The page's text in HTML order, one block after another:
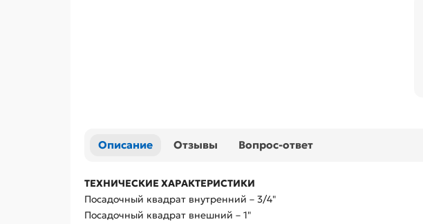
Описание Отзывы Вопрос-ответ
ТЕХНИЧЕСКИЕ ХАРАКТЕРИСТИКИ
Посадочный квадрат внутренний – 3/4"
Посадочный квадрат внешний – 1"